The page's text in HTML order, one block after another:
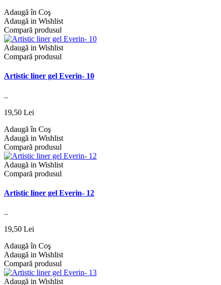
Adaugă în Coş
Adaugă in Wishlist
Compară produsul
Adaugă in Wishlist
Compară produsul
Artistic liner gel Everin- 10
..
19,50 Lei
Adaugă în Coş
Adaugă in Wishlist
Compară produsul
Adaugă in Wishlist
Compară produsul
Artistic liner gel Everin- 12
..
19,50 Lei
Adaugă în Coş
Adaugă in Wishlist
Compară produsul
Adaugă in Wishlist